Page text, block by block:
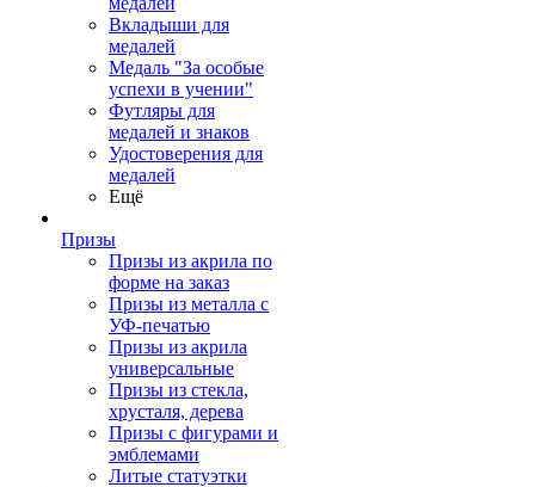
Вкладыши для
медалей
Медаль "За особые
успехи в учении"
Футляры для
медалей и знаков
Удостоверения для
медалей
Ещё
Призы
Призы из акрила по
форме на заказ
Призы из металла с
УФ-печатью
Призы из акрила
универсальные
Призы из стекла,
хрусталя, дерева
Призы с фигурами и
эмблемами
Литые статуэтки